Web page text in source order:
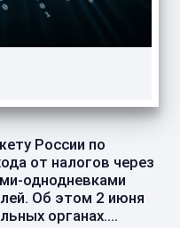
России по
от налогов через
однодневками
Об этом 2 июня
органах....